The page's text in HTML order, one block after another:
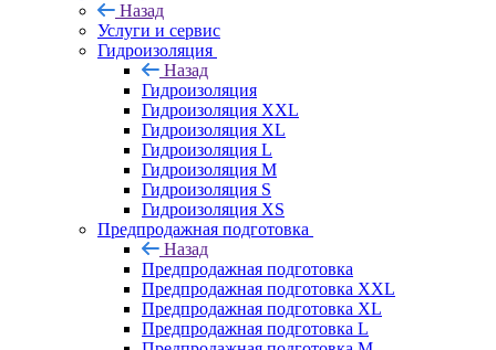
Назад
Услуги и сервис
Гидроизоляция
Назад
Гидроизоляция
Гидроизоляция XXL
Гидроизоляция XL
Гидроизоляция L
Гидроизоляция M
Гидроизоляция S
Гидроизоляция XS
Предпродажная подготовка
Назад
Предпродажная подготовка
Предпродажная подготовка XXL
Предпродажная подготовка XL
Предпродажная подготовка L